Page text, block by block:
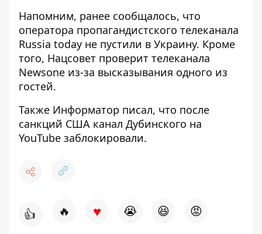
Напомним, ранее сообщалось, что
оператора пропагандистского телеканала
Russia today не пустили в Украину. Кроме
того, Нацсовет проверит телеканала
Newsоne из-за высказывания одного из
гостей.
Также Информатор писал, что после
санкций США канал Дубинского на
YouTube заблокировали.
👍 🔥 ♥ 😭 😆 😡